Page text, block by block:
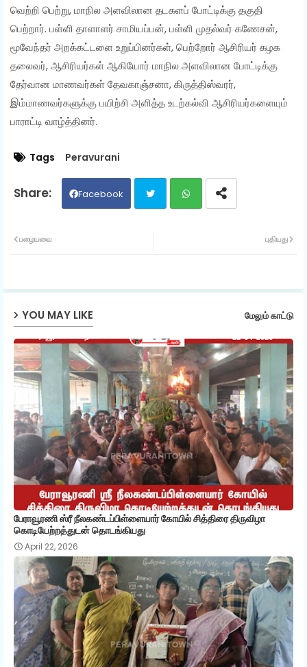
வெற்றி பெற்று, மாநில அளவிலான தடகளப் போட்டிக்கு தகுதி
பெற்றார். பள்ளி தாளாளர் சாமியப்பன், பள்ளி முதல்வர் கணேசன்,
மூவேந்தர் அறக்கட்டளை உறுப்பினர்கள், பெற்றோர் ஆசிரியர் கழக
தலைவர், ஆசிரியர்கள் ஆகியோர் மாநில அளவிலான போட்டிக்கு
தேர்வான மாணவர்கள் தேவகாஞ்சனா, கிருத்திஸ்வரர்,
இம்மாணவர்களுக்கு பயிற்சி அளித்த உடற்கல்வி ஆசிரியர்களையும்
பாராட்டி வாழ்த்தினர்.
Tags Peravurani
Facebook
ap
புதியது
பழையவை
YOU MAY LIKE மேலும் காட்டு
பேராவூரணி ஸ்ரீ நீலகண்டப்பிள்ளையார் கோயில் சித்திரை திருவிழா
கொடியேற்றத்துடன் தொடங்கியது
April 22, 2026